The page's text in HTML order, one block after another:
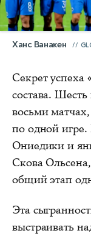
Ханс Ванакен
Секрет успеха
состава. Шесть
восьми
по одной
Ониедики и
Скова
общий этап
Эта
выстраивать